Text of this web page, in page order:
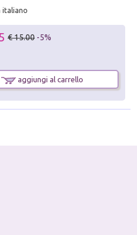
italiano
€ 15.00 -5%
aggiungi al carrello